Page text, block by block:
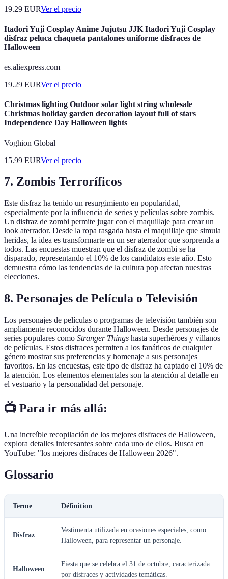
19.29 EURVer el precio
Itadori Yuji Cosplay Anime Jujutsu JJK Itadori Yuji Cosplay
disfraz peluca chaqueta pantalones uniforme disfraces de
Halloween
es.aliexpress.com
19.29 EURVer el precio
Christmas lighting Outdoor solar light string wholesale
Christmas holiday garden decoration layout full of stars
Independence Day Halloween lights
Voghion Global
15.99 EURVer el precio
7. Zombis Terroríficos
Este disfraz ha tenido un resurgimiento en popularidad,
especialmente por la influencia de series y películas sobre zombis.
Un disfraz de zombi permite jugar con el maquillaje para crear un
look aterrador. Desde la ropa rasgada hasta el maquillaje que simula
heridas, la idea es transformarte en un ser aterrador que sorprenda a
todos. Las encuestas muestran que el disfraz de zombi se ha
disparado, representando el 10% de los candidatos este año. Esto
demuestra cómo las tendencias de la cultura pop afectan nuestras
elecciones.
8. Personajes de Película o Televisión
Los personajes de películas o programas de televisión también son
ampliamente reconocidos durante Halloween. Desde personajes de
series populares como Stranger Things hasta superhéroes y villanos
de películas. Estos disfraces permiten a los fanáticos de cualquier
género mostrar sus preferencias y homenaje a sus personajes
favoritos. En las encuestas, este tipo de disfraz ha captado el 10% de
la atención. Los elementos elementales son la atención al detalle en
el vestuario y la personalidad del personaje.
📺 Para ir más allá:
Una increíble recopilación de los mejores disfraces de Halloween,
explora detalles interesantes sobre cada uno de ellos. Busca en
YouTube: "los mejores disfraces de Halloween 2026".
Glossario
Terme Définition
Disfraz
Vestimenta utilizada en ocasiones especiales, como
Halloween, para representar un personaje.
Halloween
Fiesta que se celebra el 31 de octubre, caracterizada
por disfraces y actividades temáticas.